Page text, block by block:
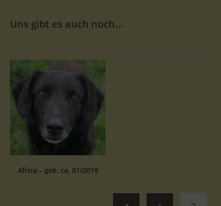
Uns gibt es auch noch...
Africa – geb. ca. 01/2019